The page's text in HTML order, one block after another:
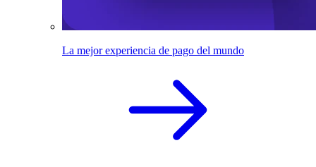
La mejor experiencia de pago del mundo